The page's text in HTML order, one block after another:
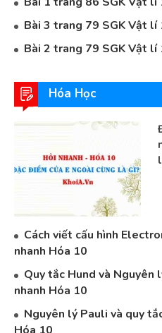
Bài 3 trang 79 SGK Vật
Bài 2 trang 79 SGK Vật
Hóa Học
Cách viết cấu hình
nhanh Hóa 10
Quy tắc Hund và Nguyên
nhanh Hóa 10
Nguyên lý Pauli và quy